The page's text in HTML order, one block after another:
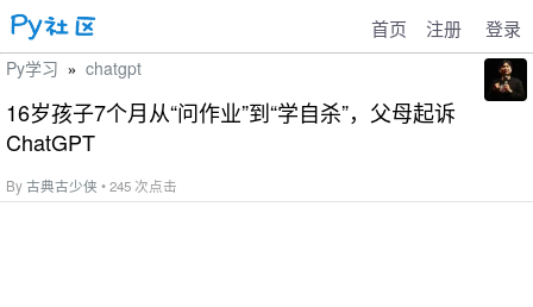
首页 注册 登录
Py学习 » chatgpt
16岁孩子7个月从“问作业”到“学自杀”，父母起诉
ChatGPT
By古典古少侠 • 245 次点击